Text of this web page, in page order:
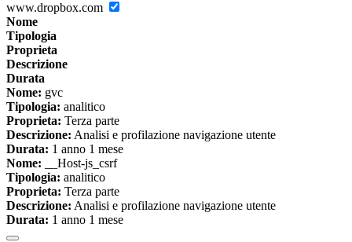
www.dropbox.com
Nome
Tipologia
Proprieta
Descrizione
Durata
Nome: gvc
Tipologia: analitico
Proprieta: Terza parte
Descrizione: Analisi e profilazione navigazione utente
Durata: 1 anno 1 mese
Nome: __Host-js_csrf
Tipologia: analitico
Proprieta: Terza parte
Descrizione: Analisi e profilazione navigazione utente
Durata: 1 anno 1 mese